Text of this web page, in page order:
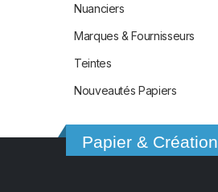
Nuanciers
Marques & Fournisseurs
Teintes
Nouveautés Papiers
Papier & Création